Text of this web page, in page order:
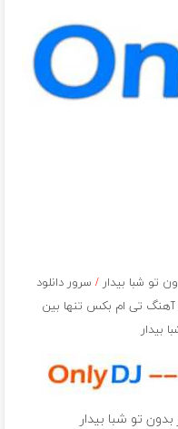
تو شبا بیدار /سرور دانلود
تی ام بکس تنها بین
بیدار
تو شبا بیدار